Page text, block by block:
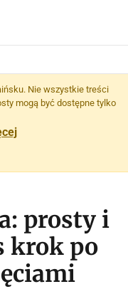
Nie wszystkie treści
mogą być dostępne tylko
prosty i
krok po